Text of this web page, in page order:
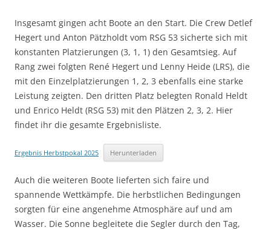
Insgesamt gingen acht Boote an den Start. Die Crew Detlef
Hegert und Anton Pätzholdt vom RSG 53 sicherte sich mit
konstanten Platzierungen (3, 1, 1) den Gesamtsieg. Auf
Rang zwei folgten René Hegert und Lenny Heide (LRS), die
mit den Einzelplatzierungen 1, 2, 3 ebenfalls eine starke
Leistung zeigten. Den dritten Platz belegten Ronald Heldt
und Enrico Heldt (RSG 53) mit den Plätzen 2, 3, 2. Hier
findet ihr die gesamte Ergebnisliste.
Ergebnis Herbstpokal 2025 Herunterladen
Auch die weiteren Boote lieferten sich faire und
spannende Wettkämpfe. Die herbstlichen Bedingungen
sorgten für eine angenehme Atmosphäre auf und am
Wasser. Die Sonne begleitete die Segler durch den Tag,